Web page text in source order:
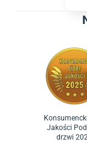
Jakości
drzwi